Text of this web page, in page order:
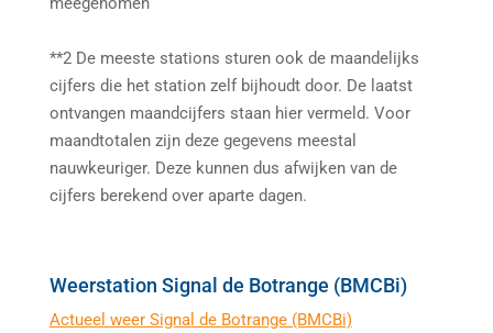
**2 De meeste stations sturen ook de maandelijks
cijfers die het station zelf bijhoudt door. De laatst
ontvangen maandcijfers staan hier vermeld. Voor
maandtotalen zijn deze gegevens meestal
nauwkeuriger. Deze kunnen dus afwijken van de
cijfers berekend over aparte dagen.
Weerstation Signal de Botrange (BMCBi)
Actueel weer Signal de Botrange (BMCBi)